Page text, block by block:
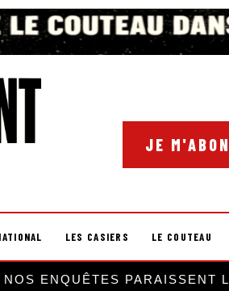
JE
LES CASIERS LE COUTEAU
NOS ENQUÊTES PARAISSENT